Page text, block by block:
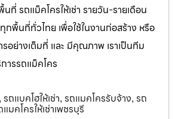
ที่ รถแม็คโครให้เช่า รายวัน-รายเดือน
พื้นที่ทั่วไทย เพื่อใช้ในงานก่อสร้าง หรือ
อย่างเต็มที่ และ มีคุณภาพ เราเป็นทีม
ารรถแม็คโคร
, รถแบคโฮให้เช่า, รถแมคโครรับจ้าง, รถ
มคโครให้เช่าเพชรบุรี